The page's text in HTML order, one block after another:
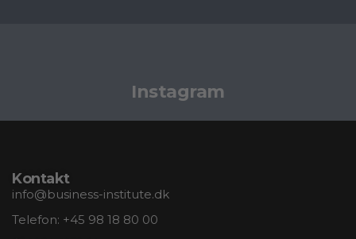
Instagram
Kontakt
info@business-institute.dk
Telefon: +45 98 18 80 00